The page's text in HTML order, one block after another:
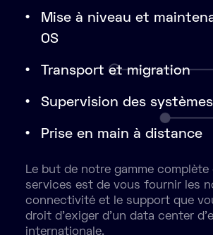
Mise à niveau et
OS
Transport et migration
Supervision des systèmes
Prise en main à distance
Le but de notre gamme complète
services est de vous fournir les
connectivité et le support que
droit d’exiger d’un data center
internationale.